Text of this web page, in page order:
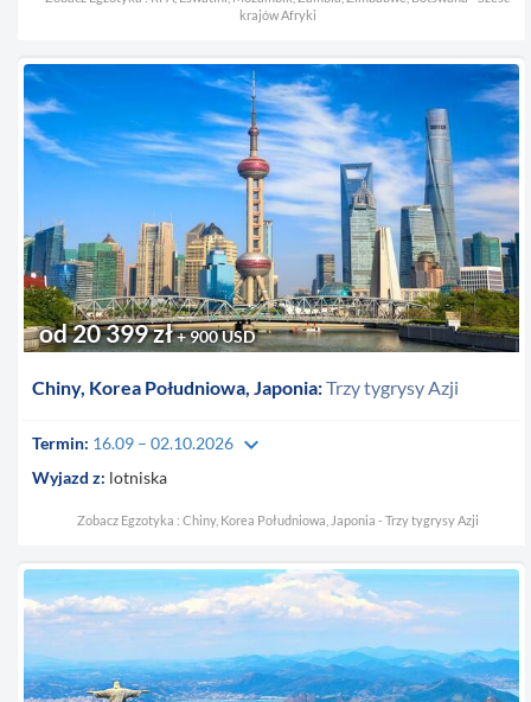
krajów Afryki
Chiny, Korea Południowa, Japonia:Trzy tygrysy Azji
od 20 399 zł+ 900 USD
Termin: 16.09 – 02.10.2026 keyboard_arrow_down
Wyjazd z: lotniska
Zobacz Egzotyka : Chiny, Korea Południowa, Japonia - Trzy tygrysy Azji